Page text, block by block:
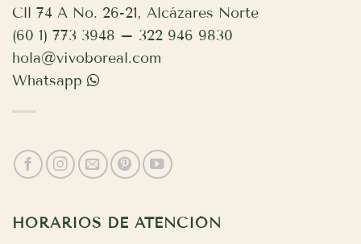
Cll 74 A No. 26-21, Alcázares Norte
(60 1) 773 3948 – 322 946 9830
hola@vivoboreal.com
Whatsapp
HORARIOS DE ATENCIÓN